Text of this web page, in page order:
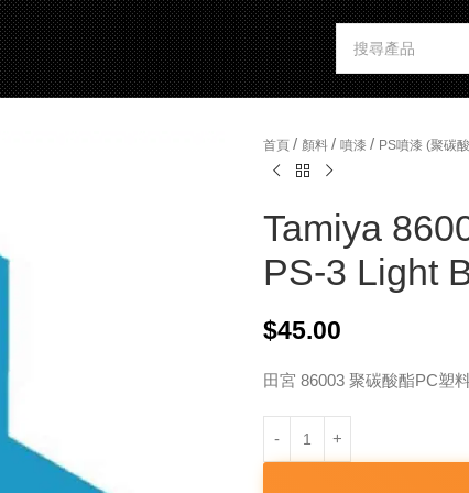
首頁 / 顏料 / 噴漆 / PS噴漆 (聚碳
Tamiya
PS-3 Light
$45.00
田宮 86003 聚碳酸酯PC塑